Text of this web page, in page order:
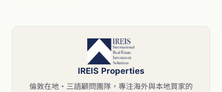
IREIS Properties
倫敦在地・三語顧問團隊，專注海外與本地買家的